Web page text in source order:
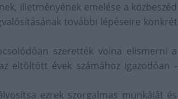
illetményének emelése a közbeszéd
további lépéseire konkrét
szerették volna elismerni a
eltöltött évek számához igazodóan -
ezrek szorgalmas munkáját és